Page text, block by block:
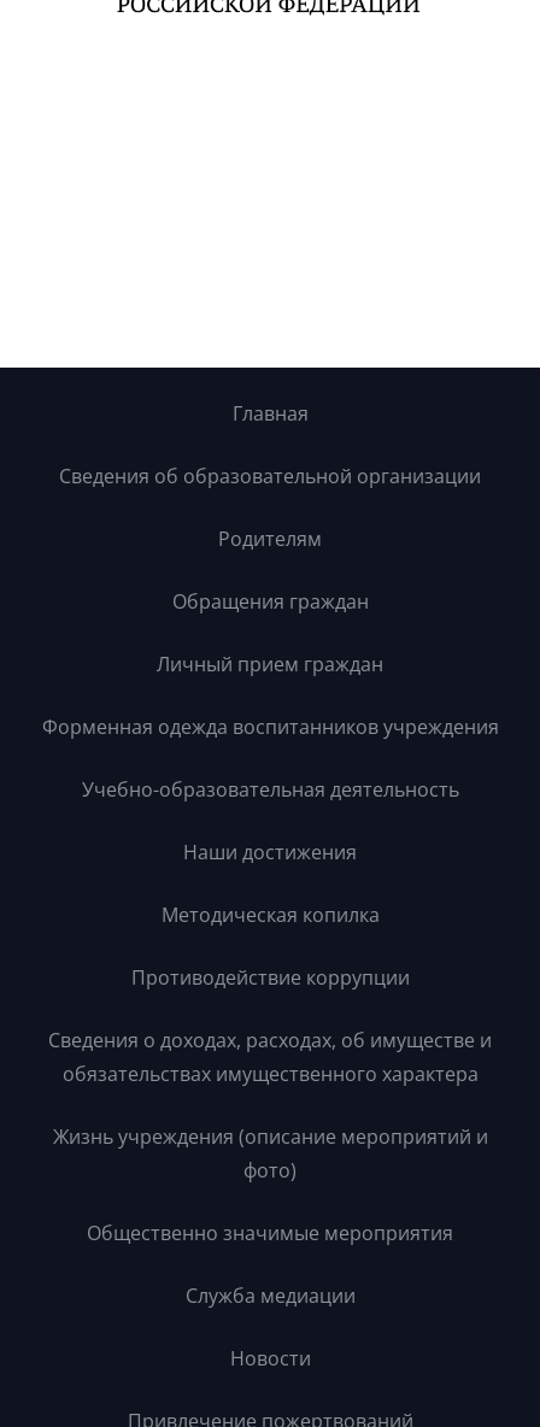
Главная
Сведения об образовательной организации
Родителям
Обращения граждан
Личный прием граждан
Форменная одежда воспитанников учреждения
Учебно-образовательная деятельность
Наши достижения
Методическая копилка
Противодействие коррупции
Сведения о доходах, расходах, об имуществе и
обязательствах имущественного характера
Жизнь учреждения (описание мероприятий и
фото)
Общественно значимые мероприятия
Служба медиации
Новости
Привлечение пожертвований